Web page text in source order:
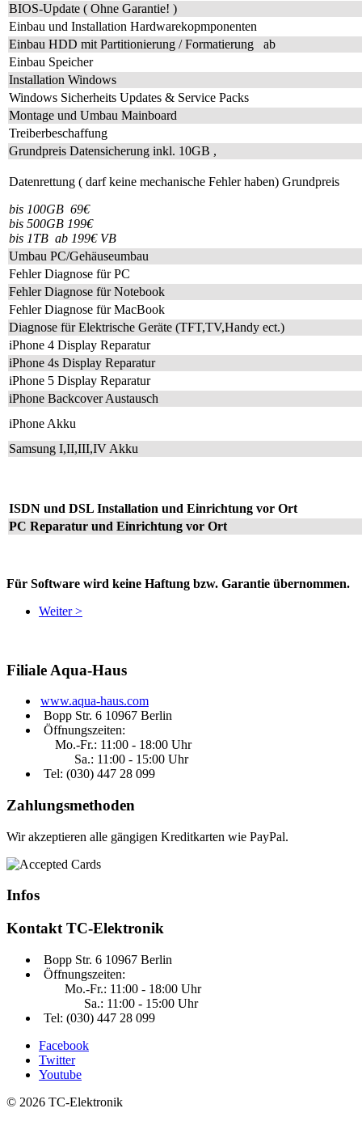
BIOS-Update ( Ohne Garantie! )
Einbau und Installation Hardwarekopmponenten
Einbau HDD mit Partitionierung / Formatierung ab
Einbau Speicher
Installation Windows
Windows Sicherheits Updates & Service Packs
Montage und Umbau Mainboard
Treiberbeschaffung
Grundpreis Datensicherung inkl. 10GB ,
Datenrettung ( darf keine mechanische Fehler haben) Grundpreis
bis 100GB 69€
bis 500GB 199€
bis 1TB ab 199€ VB
Umbau PC/Gehäuseumbau
Fehler Diagnose für PC
Fehler Diagnose für Notebook
Fehler Diagnose für MacBook
Diagnose für Elektrische Geräte (TFT,TV,Handy ect.)
iPhone 4 Display Reparatur
iPhone 4s Display Reparatur
iPhone 5 Display Reparatur
iPhone Backcover Austausch
iPhone Akku
Samsung I,II,III,IV Akku
ISDN und DSL Installation und Einrichtung vor Ort
PC Reparatur und Einrichtung vor Ort
Für Software wird keine Haftung bzw. Garantie übernommen.
Weiter >
Filiale Aqua-Haus
www.aqua-haus.com
Bopp Str. 6 10967 Berlin
Öffnungszeiten:
Mo.-Fr.: 11:00 - 18:00 Uhr
Sa.: 11:00 - 15:00 Uhr
Tel: (030) 447 28 099
Zahlungsmethoden
Wir akzeptieren alle gängigen Kreditkarten wie PayPal.
Infos
Kontakt TC-Elektronik
Bopp Str. 6 10967 Berlin
Öffnungszeiten:
Mo.-Fr.: 11:00 - 18:00 Uhr
Sa.: 11:00 - 15:00 Uhr
Tel: (030) 447 28 099
Facebook
Twitter
Youtube
© 2026 TC-Elektronik